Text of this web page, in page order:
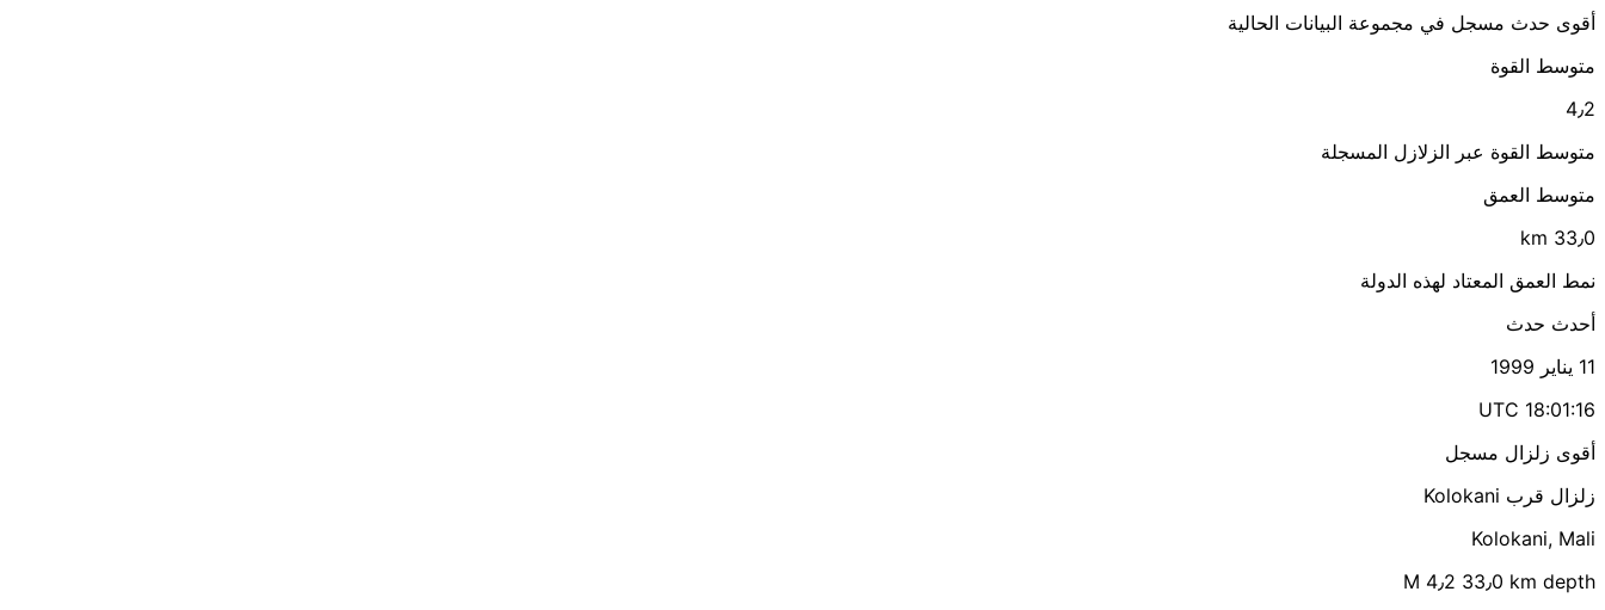
أقوى حدث مسجل في مجموعة البيانات الحالية
متوسط القوة
4٫2
متوسط القوة عبر الزلازل المسجلة
متوسط العمق
33٫0 km
نمط العمق المعتاد لهذه الدولة
أحدث حدث
11 يناير 1999
18:01:16 UTC
أقوى زلزال مسجل
زلزال قرب Kolokani
Kolokani, Mali
M 4٫2 33٫0 km depth